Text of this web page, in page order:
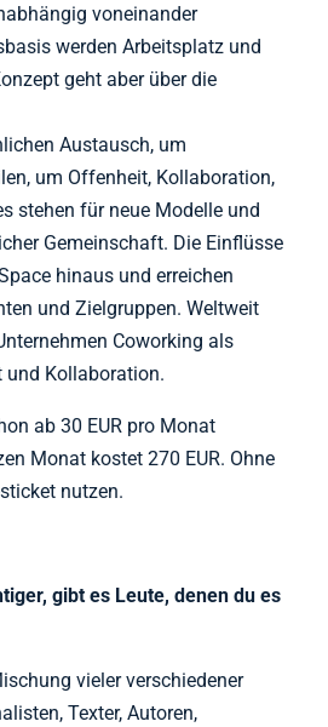
voneinander
werden Arbeitsplatz und
geht aber über die
Austausch, um
um Offenheit, Kollaboration,
stehen für neue Modelle und
Gemeinschaft. Die Einflüsse
hinaus und erreichen
und Zielgruppen. Weltweit
Coworking als
und Kollaboration.
ab 30 EUR pro Monat
Monat kostet 270 EUR. Ohne
nutzen.
gibt es Leute, denen du es
vieler verschiedener
Texter, Autoren,